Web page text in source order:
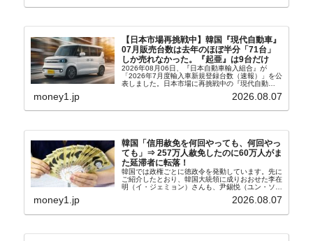
【日本市場再挑戦中】韓国『現代自動車』
07月販売台数は去年のほぼ半分「71台」
しか売れなかった。『起亜』は9台だけ
2026年08月06日、『日本自動車輸入組合』が
「2026年7月度輸入車新規登録台数（速報）」を公
表しました。日本市場に再挑戦中の『現代自動
台数はこの中に捉えられているはずです。先月から
money1.jp 2026.08.07
韓国「信用赦免を何回やっても、何回やっ
ても」⇒ 257万人赦免したのに60万人がま
た延滞者に転落！
韓国では政権ごとに徳政令を発動しています。先に
ご紹介したとおり、韓国大統領に成りおおせた李在
明（イ・ジェミョン）さんも、尹錫悦（ユン・ソギ
バンクにして不良債権の買い取りを行い、分割償還
money1.jp 2026.08.07